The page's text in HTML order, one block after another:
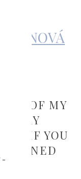
–
OF MY
– MAY
IF YOU